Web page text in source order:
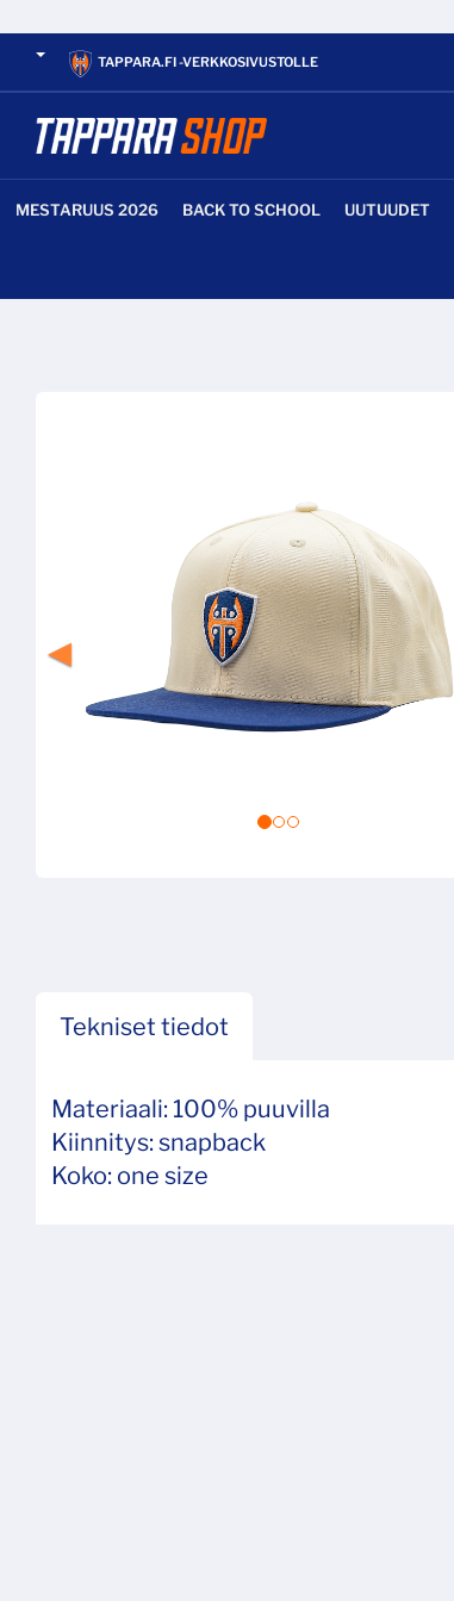
TAPPARA.FI -VERKKOSIVUSTOLLE
MESTARUUS 2026 BACK TO SCHOOL UUTUUDET
Tekniset tiedot
Materiaali: 100% puuvilla
Kiinnitys: snapback
Koko: one size